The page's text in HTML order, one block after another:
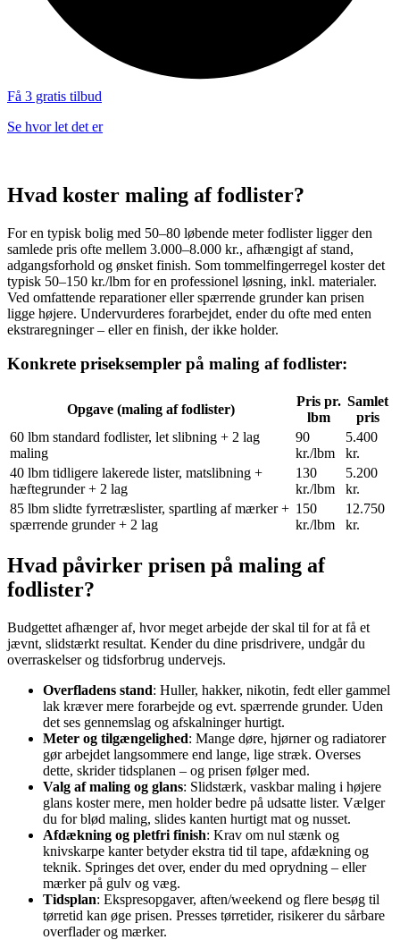
Få 3 gratis tilbud
Se hvor let det er
Hvad koster maling af fodlister?
For en typisk bolig med 50–80 løbende meter fodlister ligger den
samlede pris ofte mellem 3.000–8.000 kr., afhængigt af stand,
adgangsforhold og ønsket finish. Som tommelfingerregel koster det
typisk 50–150 kr./lbm for en professionel løsning, inkl. materialer.
Ved omfattende reparationer eller spærrende grunder kan prisen
ligge højere. Undervurderes forarbejdet, ender du ofte med enten
ekstraregninger – eller en finish, der ikke holder.
Konkrete priseksempler på maling af fodlister:
Opgave (maling af fodlister)
Pris pr.
lbm
Samlet
pris
60 lbm standard fodlister, let slibning + 2 lag
maling
90
kr./lbm
5.400
kr.
40 lbm tidligere lakerede lister, matslibning +
hæftegrunder + 2 lag
130
kr./lbm
5.200
kr.
85 lbm slidte fyrretræslister, spartling af mærker +
spærrende grunder + 2 lag
150
kr./lbm
12.750
kr.
Hvad påvirker prisen på maling af
fodlister?
Budgettet afhænger af, hvor meget arbejde der skal til for at få et
jævnt, slidstærkt resultat. Kender du dine prisdrivere, undgår du
overraskelser og tidsforbrug undervejs.
Overfladens stand: Huller, hakker, nikotin, fedt eller gammel
lak kræver mere forarbejde og evt. spærrende grunder. Uden
det ses gennemslag og afskalninger hurtigt.
Meter og tilgængelighed: Mange døre, hjørner og radiatorer
gør arbejdet langsommere end lange, lige stræk. Overses
dette, skrider tidsplanen – og prisen følger med.
Valg af maling og glans: Slidstærk, vaskbar maling i højere
glans koster mere, men holder bedre på udsatte lister. Vælger
du for blød maling, slides kanten hurtigt mat og nusset.
Afdækning og pletfri finish: Krav om nul stænk og
knivskarpe kanter betyder ekstra tid til tape, afdækning og
teknik. Springes det over, ender du med oprydning – eller
mærker på gulv og væg.
Tidsplan: Ekspresopgaver, aften/weekend og flere besøg til
tørretid kan øge prisen. Presses tørretider, risikerer du sårbare
overflader og mærker.